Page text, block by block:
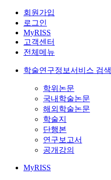
회원가입
로그인
MyRISS
고객센터
전체메뉴
학술연구정보서비스 검색
학위논문
국내학술논문
해외학술논문
학술지
단행본
연구보고서
공개강의
MyRISS